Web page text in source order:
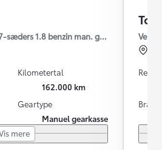
sæders 1.8 benzin man. gear T2 Premium
Kilometertal
162.000 km
Geartype
Manuel gearkasse
mere
Verso